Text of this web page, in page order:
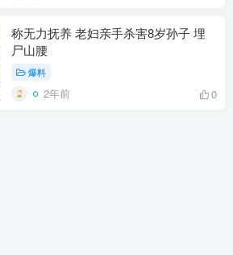
称无力抚养 老妇亲手杀害8岁孙子 埋
尸山腰
爆料
2年前 0